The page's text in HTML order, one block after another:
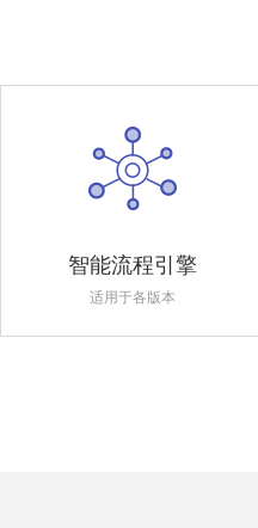
智能流程引擎
适用于各版本